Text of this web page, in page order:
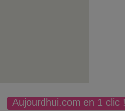
Aujourdhui.com en 1 clic !